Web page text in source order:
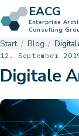
EACG
Enterprise
Consulting
Start Blog
12. September
Digitale